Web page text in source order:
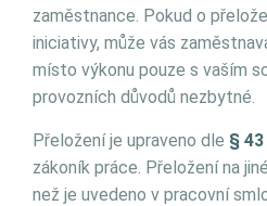
zaměstnance. Pokud o
iniciativy, může vás
místo výkonu pouze s vaším
provozních důvodů nezbytné.
Přeložení je upraveno dle § 43
zákoník práce. Přeložení na
než je uvedeno v pracovní